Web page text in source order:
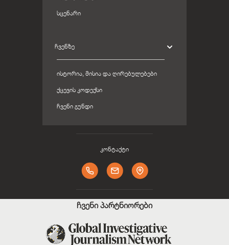
ᲡᲪᲔᲜᲐᲠᲘ
ᲩᲕᲔᲜᲖᲔ
ᲘᲡᲢᲝᲠᲘᲐ, ᲛᲘᲡᲘᲐ ᲓᲐ ᲦᲘᲠᲔᲑᲣᲚᲔᲑᲔᲑᲘ
ᲥᲪᲔᲕᲘᲡ ᲙᲝᲓᲔᲥᲡᲘ
ᲩᲕᲔᲜᲘ ᲒᲣᲜᲓᲘ
კონტაქტი
ჩვენი პარტნიორები